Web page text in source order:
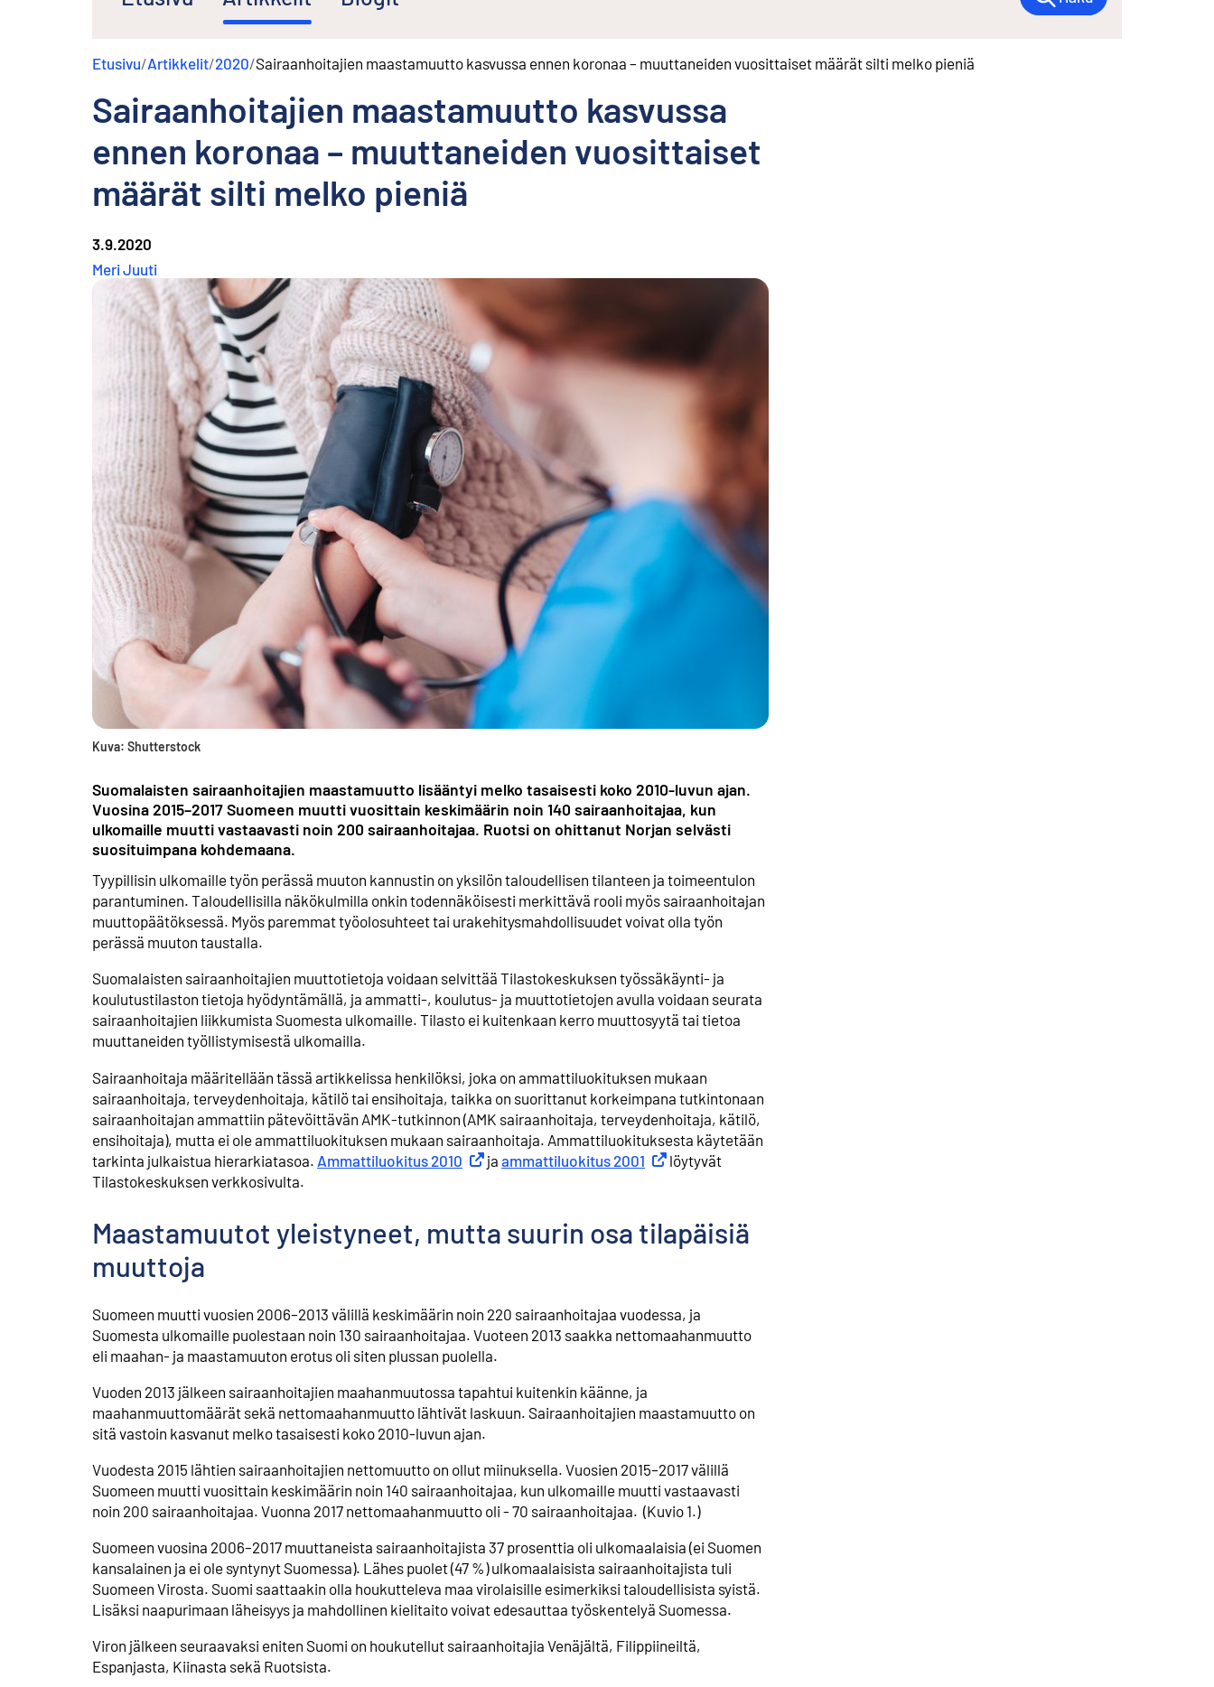
Etusivu/Artikkelit/2020/Sairaanhoitajien maastamuutto kasvussa ennen koronaa – muuttaneiden vuosittaiset määrät silti melko pieniä
Sairaanhoitajien maastamuutto kasvussa
ennen koronaa – muuttaneiden vuosittaiset
määrät silti melko pieniä
3.9.2020
Meri Juuti
Kuva: Shutterstock
Suomalaisten sairaanhoitajien maastamuutto lisääntyi melko tasaisesti koko 2010-luvun ajan.
Vuosina 2015–2017 Suomeen muutti vuosittain keskimäärin noin 140 sairaanhoitajaa, kun
ulkomaille muutti vastaavasti noin 200 sairaanhoitajaa. Ruotsi on ohittanut Norjan selvästi
suosituimpana kohdemaana.
Tyypillisin ulkomaille työn perässä muuton kannustin on yksilön taloudellisen tilanteen ja toimeentulon
parantuminen. Taloudellisilla näkökulmilla onkin todennäköisesti merkittävä rooli myös sairaanhoitajan
muuttopäätöksessä. Myös paremmat työolosuhteet tai urakehitysmahdollisuudet voivat olla työn
perässä muuton taustalla.
Suomalaisten sairaanhoitajien muuttotietoja voidaan selvittää Tilastokeskuksen työssäkäynti- ja
koulutustilaston tietoja hyödyntämällä, ja ammatti-, koulutus- ja muuttotietojen avulla voidaan seurata
sairaanhoitajien liikkumista Suomesta ulkomaille. Tilasto ei kuitenkaan kerro muuttosyytä tai tietoa
muuttaneiden työllistymisestä ulkomailla.
Sairaanhoitaja määritellään tässä artikkelissa henkilöksi, joka on ammattiluokituksen mukaan
sairaanhoitaja, terveydenhoitaja, kätilö tai ensihoitaja, taikka on suorittanut korkeimpana tutkintonaan
sairaanhoitajan ammattiin pätevöittävän AMK-tutkinnon (AMK sairaanhoitaja, terveydenhoitaja, kätilö,
ensihoitaja), mutta ei ole ammattiluokituksen mukaan sairaanhoitaja. Ammattiluokituksesta käytetään
tarkinta julkaistua hierarkiatasoa. Ammattiluokitus 2010 Ulkoinen linkki
ja ammattiluokitus 2001 Ulkoinen linkki
löytyvät
Tilastokeskuksen verkkosivulta.
Maastamuutot yleistyneet, mutta suurin osa tilapäisiä
muuttoja
Suomeen muutti vuosien 2006–2013 välillä keskimäärin noin 220 sairaanhoitajaa vuodessa, ja
Suomesta ulkomaille puolestaan noin 130 sairaanhoitajaa. Vuoteen 2013 saakka nettomaahanmuutto
eli maahan- ja maastamuuton erotus oli siten plussan puolella.
Vuoden 2013 jälkeen sairaanhoitajien maahanmuutossa tapahtui kuitenkin käänne, ja
maahanmuuttomäärät sekä nettomaahanmuutto lähtivät laskuun. Sairaanhoitajien maastamuutto on
sitä vastoin kasvanut melko tasaisesti koko 2010-luvun ajan.
Vuodesta 2015 lähtien sairaanhoitajien nettomuutto on ollut miinuksella. Vuosien 2015–2017 välillä
Suomeen muutti vuosittain keskimäärin noin 140 sairaanhoitajaa, kun ulkomaille muutti vastaavasti
noin 200 sairaanhoitajaa. Vuonna 2017 nettomaahanmuutto oli - 70 sairaanhoitajaa. (Kuvio 1.)
Suomeen vuosina 2006–2017 muuttaneista sairaanhoitajista 37 prosenttia oli ulkomaalaisia (ei Suomen
kansalainen ja ei ole syntynyt Suomessa). Lähes puolet (47 %) ulkomaalaisista sairaanhoitajista tuli
Suomeen Virosta. Suomi saattaakin olla houkutteleva maa virolaisille esimerkiksi taloudellisista syistä.
Lisäksi naapurimaan läheisyys ja mahdollinen kielitaito voivat edesauttaa työskentelyä Suomessa.
Viron jälkeen seuraavaksi eniten Suomi on houkutellut sairaanhoitajia Venäjältä, Filippiineiltä,
Espanjasta, Kiinasta sekä Ruotsista.